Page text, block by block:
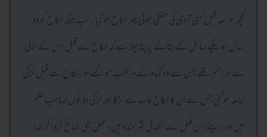
کچھ عرصہ قبل کسی آدمی کی منگنی ہوئی پھر نکاح ہو گیا۔ اب جبکہ نکاح کو دو
سال ہو چکے سائل کے بتانے پر پتہ چلا ہے کہ نکاح سے قبل اس کے لڑکی
سے مراسم تھے جس سے وہ گناہ کے مرتکب ہو گئے اور نکاح سے قبل لڑکی
حاملہ ہو گئی جس سے ان کا نکاح فاسد ہے لڑکا اور لڑکی دونوں صاحبِ علم
ہیں اور اپنے اس فعل سے انتہائی شرمندہ ہیں، حمل بھی ضائع کروا کر خدا